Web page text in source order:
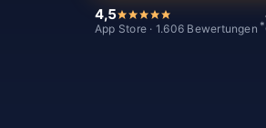
4,5
App Store · 1.606 Bewertungen *